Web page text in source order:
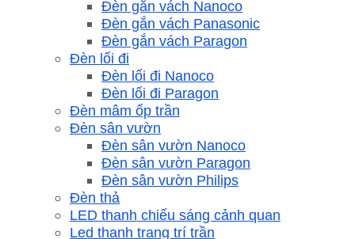
Đèn gắn vách Nanoco
Đèn gắn vách Panasonic
Đèn gắn vách Paragon
Đèn lối đi
Đèn lối đi Nanoco
Đèn lối đi Paragon
Đèn mâm ốp trần
Đèn sân vườn
Đèn sân vườn Nanoco
Đèn sân vườn Paragon
Đèn sân vườn Philips
Đèn thả
LED thanh chiếu sáng cảnh quan
Led thanh trang trí trần